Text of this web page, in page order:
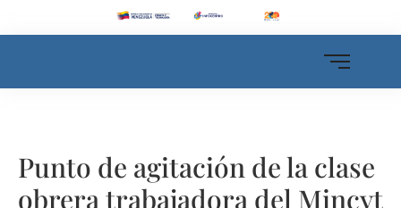
Punto de agitación de la clase
obrera trabajadora del Mincyt